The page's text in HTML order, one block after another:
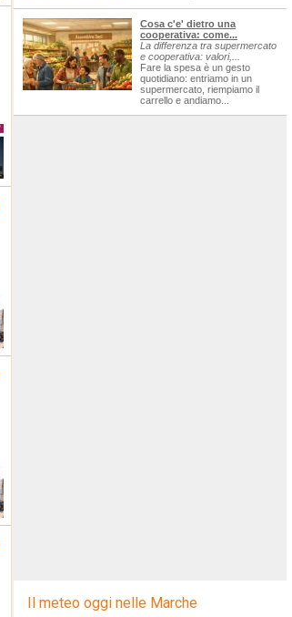
Cosa c'e' dietro una
cooperativa: come...
La differenza tra supermercato
e cooperativa: valori,...
Fare la spesa è un gesto
quotidiano: entriamo in un
supermercato, riempiamo il
carrello e andiamo...
Il meteo oggi nelle Marche